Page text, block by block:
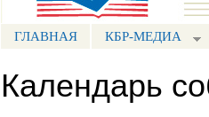
ГЛАВНАЯ КБР-МЕДИА
Календарь